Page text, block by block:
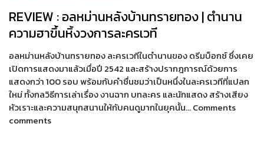
REVIEW : อลหม่านหลังบ้านทรายทอง | ตำนาน
ความฮาขึ้นหิ้งวงการละครเวที
อลหม่านหลังบ้านทรายทอง ละครเวทีในตำนานของ ดรีมบ็อกซ์ ซึ่งเคย
เปิดการแสดงมาแล้วเมื่อปี 2542 และสร้างปรากฎการณ์ด้วยการ
แสดงกว่า 100 รอบ พร้อมกับคำชื่นชมว่าเป็นหนึ่งในละครเวทีที่แปลก
ใหม่ ทั้งกลวิธีการเล่าเรื่อง งานฉาก บทละคร และนักแสดง สร้างเสียง
หัวเราะและความสนุกสนานให้กับคนดูมากในยุคนั้น… Comments
comments